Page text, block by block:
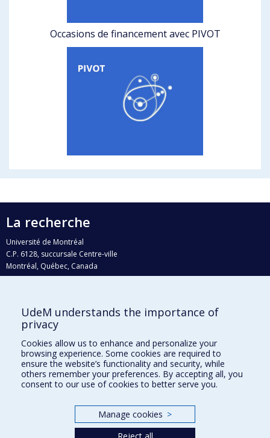
Occasions de financement avec PIVOT
La recherche
Université de Montréal
C.P. 6128, succursale Centre-ville
Montréal, Québec, Canada
H3C 3J7
Qui fait quoi?
Nous trouver
Plan du site
Accessibilité
UdeM understands the importance of
privacy
Cookies allow us to enhance and personalize your
browsing experience. Some cookies are required to
ensure the website’s functionality and security, while
others remember your preferences. By accepting all, you
consent to our use of cookies to better serve you.
Manage cookies >
Reject all